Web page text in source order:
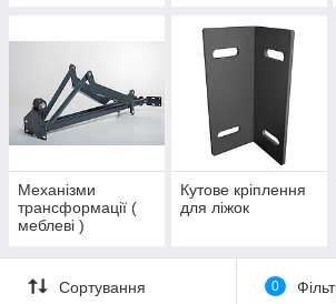
Механізми
трансформації (
меблеві )
Кутове кріплення
для ліжок
Сортування 0